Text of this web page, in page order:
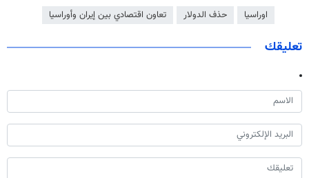
اوراسيا حذف الدولار تعاون اقتصادي بين إيران وأوراسيا
تعليقك